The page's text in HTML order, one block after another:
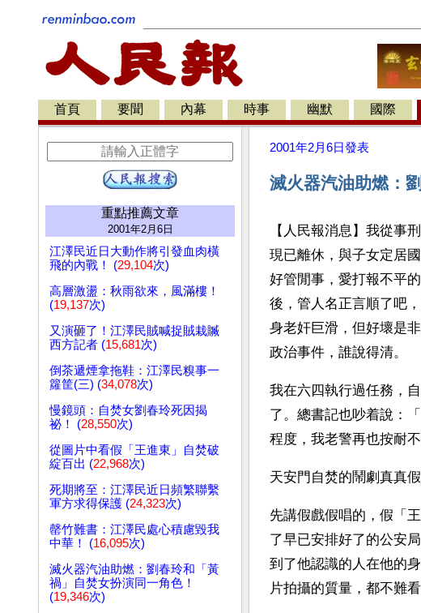
首頁 要聞 內幕 時事 幽默 國際
重點推薦文章
2001年2月6日
江澤民近日大動作將引發血肉橫
飛的內戰！ (29,104次)
高層激盪：秋雨欲來，風滿樓！
(19,137次)
又演砸了！江澤民賊喊捉賊栽贓
西方記者 (15,681次)
倒茶遞煙拿拖鞋：江澤民糗事一
籮筐(三) (34,078次)
慢鏡頭：自焚女劉春玲死因揭
祕！ (28,550次)
從圖片中看假「王進東」自焚破
綻百出 (22,968次)
死期將至：江澤民近日頻繁聯繫
軍方求得保護 (24,323次)
罄竹難書：江澤民處心積慮毀我
中華！ (16,095次)
滅火器汽油助燃：劉春玲和「黃
禍」自焚女扮演同一角色！
(19,346次)
2001年2月6日發表
滅火器汽油助燃：
【人民報消息】我從事
現已離休，與子女定居
好管閒事，愛打報不平
後，管人名正言順了吧
身老奸巨滑，但好壞是
政治事件，誰說得清。
我在六四執行過任務，
了。總書記也吵着說：
程度，我老警再也按耐
天安門自焚的鬧劇真真
先講假戲假唱的，假「
了早已安排好了的公安
到了他認識的人在他的
片拍攝的質量，都不難